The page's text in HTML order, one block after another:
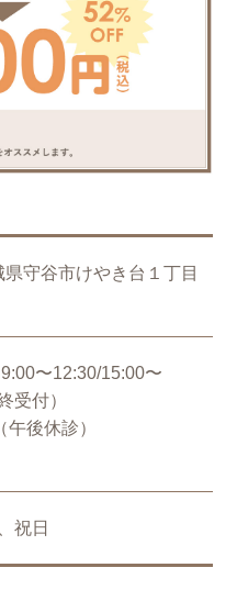
守谷市けやき台１丁目
〜12:30/15:00〜
受付）
後休診）
祝日